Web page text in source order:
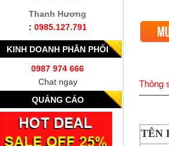
Thông
TÊN
Thanh Hương
: 0985.127.791
KINH DOANH PHÂN PHỐI
0987 974 666
Chat ngay
QUẢNG CÁO